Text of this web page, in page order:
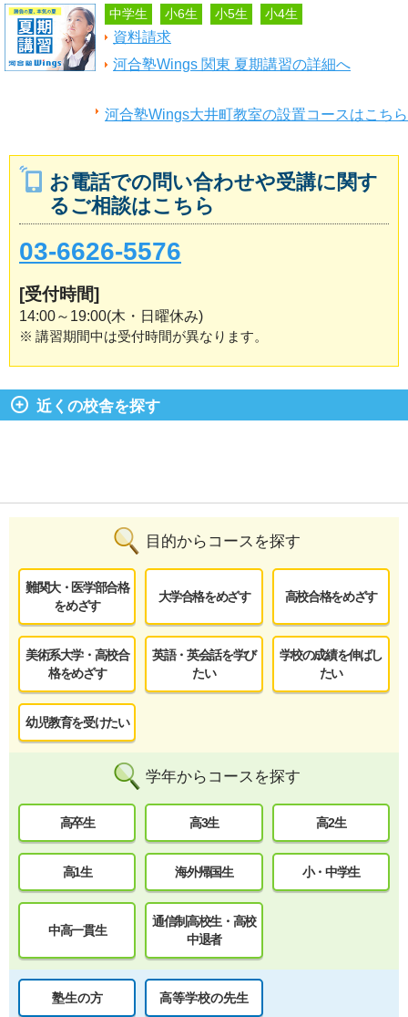
河合塾Wings大井町教室の設置コースはこちら
中学生 小6生 小5生 小4生
資料請求
河合塾Wings 関東 夏期講習の詳細へ
お電話での問い合わせや受講に関す
るご相談はこちら
03-6626-5576
[受付時間]
14:00～19:00(木・日曜休み)
※ 講習期間中は受付時間が異なります。
近くの校舎を探す
目的からコースを探す
難関大・医学部合格
をめざす
大学合格をめざす 高校合格をめざす
美術系大学・高校合
格をめざす
英語・英会話を学び
たい
学校の成績を伸ばし
たい
幼児教育を受けたい
学年からコースを探す
高卒生 高3生 高2生
高1生 海外帰国生 小・中学生
中高一貫生
通信制高校生・高校
中退者
塾生の方 高等学校の先生